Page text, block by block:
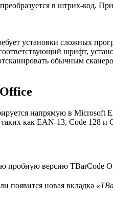
в штрих-код.
установки сложных
шрифт,
обычным
напрямую в Microsoft
как EAN-13, Code 128
версию TBarCode
появится новая вкладка